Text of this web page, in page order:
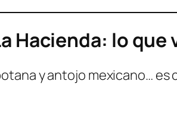
Hacienda: lo que
y antojo mexicano… es